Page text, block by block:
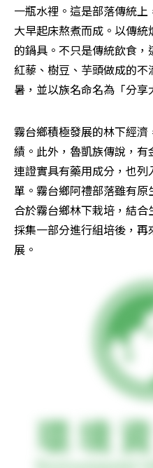
一瓶水裡。這是部落傳統
大早起床熬煮而成。以傳
的鍋具。不只是傳統飲食，
紅藜、樹豆、芋頭做成的
暑，並以族名命名為「分享
霧台鄉積極發展的林下經
績。此外，魯凱族傳說，
連證實具有藥用成分，也
單。霧台鄉阿禮部落雖有
合於霧台鄉林下栽培，結
採集一部分進行組培後，
展。